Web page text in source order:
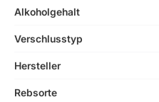
Alkoholgehalt
Verschlusstyp
Hersteller
Rebsorte